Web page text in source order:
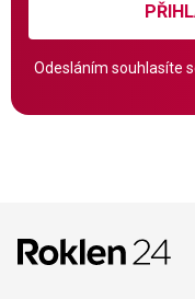
Odesláním souhlasíte